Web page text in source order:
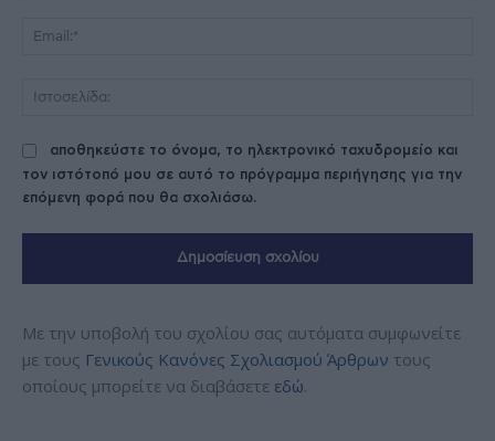
αποθηκεύστε το όνομα, το ηλεκτρονικό ταχυδρομείο και
τον ιστότοπό μου σε αυτό το πρόγραμμα περιήγησης για την
επόμενη φορά που θα σχολιάσω.
Με την υποβολή του σχολίου σας αυτόματα συμφωνείτε
με τους Γενικούς Κανόνες Σχολιασμού Άρθρων τους
οποίους μπορείτε να διαβάσετε εδώ.